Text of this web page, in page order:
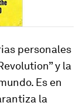
personales
y la
Es en
la